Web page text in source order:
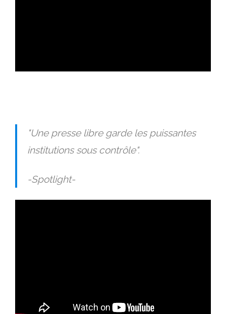
"Une presse libre garde les puissantes
institutions sous contrôle".
-Spotlight-